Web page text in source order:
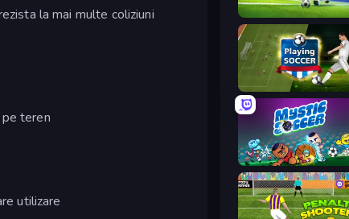
la mai multe coliziuni
teren
utilizare
3D Soccer Mania
Playing Soccer
Mystic Soccer